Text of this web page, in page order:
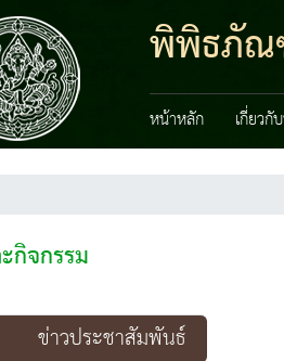
พิพิธภัณ
หน้าหลัก เกี่ยวกั
กิจกรรม
ข่าวประชาสัมพันธ์